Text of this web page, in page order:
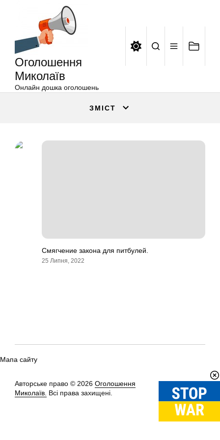
Оголошення
Миколаїв
Онлайн дошка оголошень
ЗМІСТ
Смягчение закона для питбулей.
25 Липня, 2022
Мапа сайту
Авторське право © 2026 Оголошення
Миколаїв. Всі права захищені.
Вгору↑